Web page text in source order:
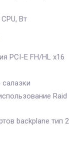
Вт
PCI-E FH/HL x16
Raid
backplane тип 2